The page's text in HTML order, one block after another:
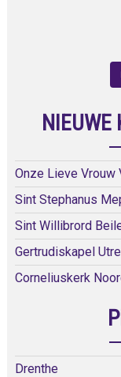
NIEUWE
Onze Lieve
Sint Stephanus
Sint Willibrord
Gertrudiskapel
Corneliuskerk
Drenthe